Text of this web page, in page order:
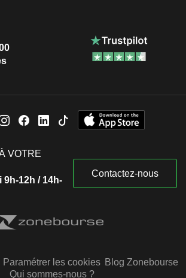
VOTRE
9h-12h / 14h-
Contactez-nous
Paramétrer les cookies Blog Zonebourse
Qui sommes-nous ?